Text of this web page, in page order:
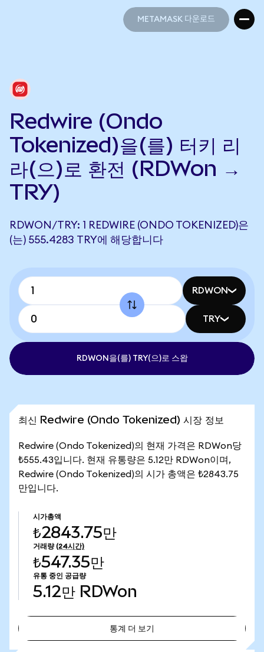
METAMASK 다운로드
Redwire (Ondo
Tokenized)을(를) 터키 리
라(으)로 환전 (RDWon →
TRY)
RDWON/TRY: 1 REDWIRE (ONDO TOKENIZED)은
(는) 555.4283 TRY에 해당합니다
RDWON
TRY
RDWON을(를) TRY(으)로 스왑
최신 Redwire (Ondo Tokenized) 시장 정보
Redwire (Ondo Tokenized)의 현재 가격은 RDWon당
₺555.43입니다. 현재 유통량은 5.12만 RDWon이며,
Redwire (Ondo Tokenized)의 시가 총액은 ₺2843.75
만입니다.
시가총액
₺2843.75만
거래량 (24시간)
₺547.35만
유통 중인 공급량
5.12만 RDWon
통계 더 보기